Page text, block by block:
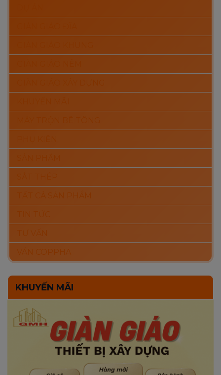
VÁN COPPHA
KHUYẾN MÃI